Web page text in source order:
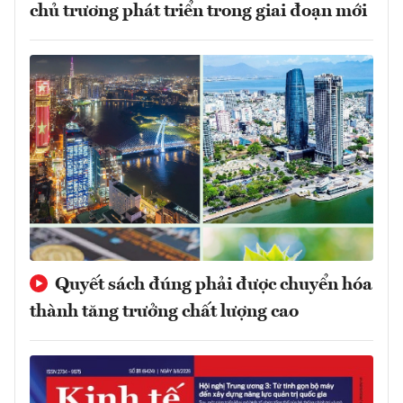
chủ trương phát triển trong giai đoạn mới
Quyết sách đúng phải được chuyển hóa
thành tăng trưởng chất lượng cao